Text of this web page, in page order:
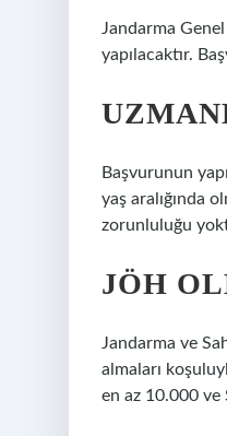
Jandarma
yapılacaktır.
Başvurunun
yaş aralığında
zorunluluğu
JÖH
Jandarma ve
almaları
en az 10.000 ve